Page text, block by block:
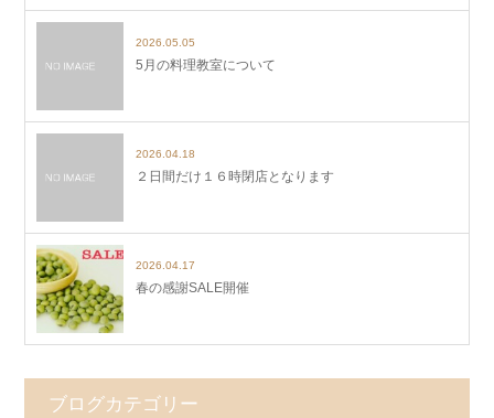
2026.05.05
5月の料理教室について
2026.04.18
２日間だけ１６時閉店となります
2026.04.17
春の感謝SALE開催
ブログカテゴリー